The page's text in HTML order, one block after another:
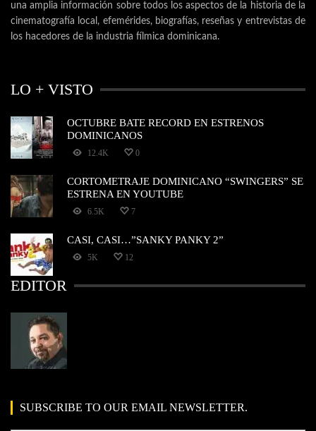
una amplia información sobre todos los aspectos de la historia de la
cinematografía local, efemérides, biografías, reseñas y entrevistas de
los hacedores de la industria fílmica dominicana.
LO + VISTO
OCTUBRE BATE RECORD EN ESTRENOS
DOMINICANOS
12.4K 0
CORTOMETRAJE DOMINICANO “SWINGERS” SE
ESTRENA EN YOUTUBE
6.5K 7
CASI, CASI…”SANKY PANKY 2”
5K 12
EDITOR
SUBSCRIBE TO OUR EMAIL NEWSLETTER.